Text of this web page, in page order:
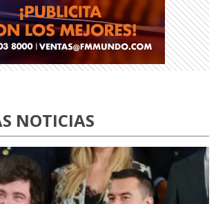
NOTICIAS